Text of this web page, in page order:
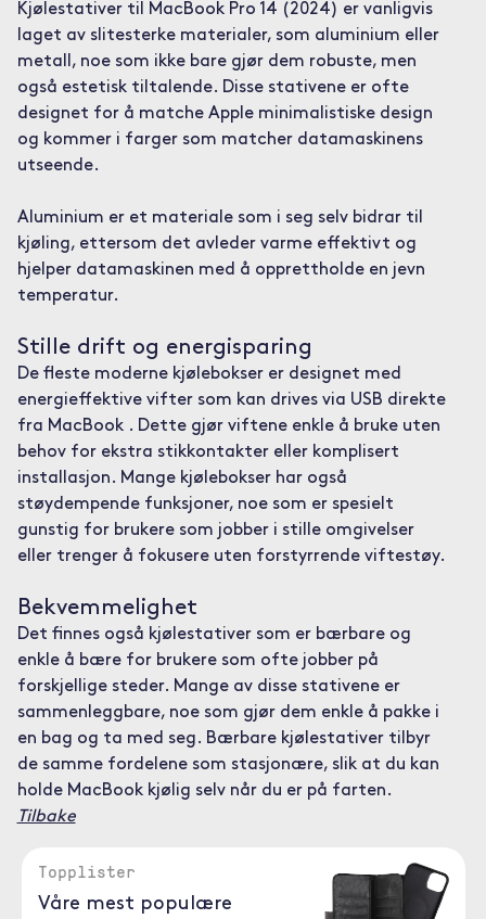
Kjølestativer til MacBook Pro 14 (2024) er vanligvis
laget av slitesterke materialer, som aluminium eller
metall, noe som ikke bare gjør dem robuste, men
også estetisk tiltalende. Disse stativene er ofte
designet for å matche Apple minimalistiske design
og kommer i farger som matcher datamaskinens
utseende.
Aluminium er et materiale som i seg selv bidrar til
kjøling, ettersom det avleder varme effektivt og
hjelper datamaskinen med å opprettholde en jevn
temperatur.
Stille drift og energisparing
De fleste moderne kjølebokser er designet med
energieffektive vifter som kan drives via USB direkte
fra MacBook . Dette gjør viftene enkle å bruke uten
behov for ekstra stikkontakter eller komplisert
installasjon. Mange kjølebokser har også
støydempende funksjoner, noe som er spesielt
gunstig for brukere som jobber i stille omgivelser
eller trenger å fokusere uten forstyrrende viftestøy.
Bekvemmelighet
Det finnes også kjølestativer som er bærbare og
enkle å bære for brukere som ofte jobber på
forskjellige steder. Mange av disse stativene er
sammenleggbare, noe som gjør dem enkle å pakke i
en bag og ta med seg. Bærbare kjølestativer tilbyr
de samme fordelene som stasjonære, slik at du kan
holde MacBook kjølig selv når du er på farten.
Tilbake
Topplister
Våre mest populære